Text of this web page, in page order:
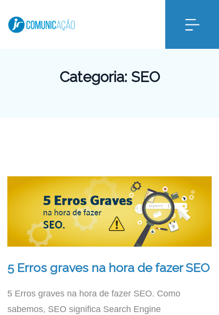
Categoria: SEO
5 Erros graves na hora de fazer SEO
5 Erros graves na hora de fazer SEO. Como
sabemos, SEO significa Search Engine